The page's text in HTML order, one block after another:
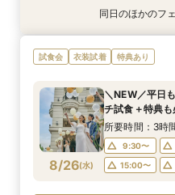
特典あり
8/24(月)
【自宅で式場
ライン相談会♪
10:00〜
フェ
特典あり
8/24(月)
【迷っている
談×次回試食付
10:00〜
17:00〜
フェ
衣装試着 特典あり
8/24(月)
＼前々日〜当
限定前撮り特典
9:30〜
15:00〜
フェ
特典あり
8/24(月)
【フォト婚】
定特典付相談会
9:30〜
15:00〜
フェ
衣装試着 特典あり
8/24(月)
今月限定【130
×特製スイーツ
9:30〜
15:00〜
フェ
同日のほかのフ
試食会 衣装試着 特典あり
8/26(水)
＼NEW／平日
チ試食＋特典も
所要時間：3時
9:30〜
15:00〜